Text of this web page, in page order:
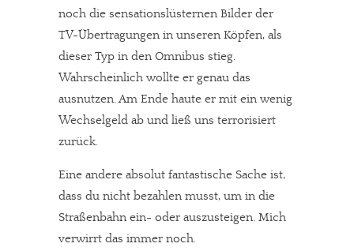
noch die sensationslüsternen Bilder der
TV-Übertragungen in unseren Köpfen, als
dieser Typ in den Omnibus stieg.
Wahrscheinlich wollte er genau das
ausnutzen. Am Ende haute er mit ein wenig
Wechselgeld ab und ließ uns terrorisiert
zurück.
Eine andere absolut fantastische Sache ist,
dass du nicht bezahlen musst, um in die
Straßenbahn ein- oder auszusteigen. Mich
verwirrt das immer noch.